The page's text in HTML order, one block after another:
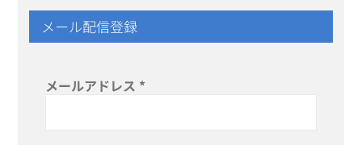
メール配信登録
メールアドレス *